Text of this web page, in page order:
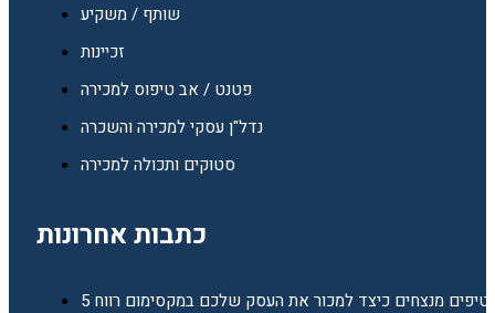
שותף / משקיע
זכיינות
פטנט / אב טיפוס למכירה
נדל"ן עסקי למכירה והשכרה
סטוקים ותכולה למכירה
כתבות אחרונות
5 טיפים מנצחים כיצד למכור את העסק שלכם במקסימום רווח